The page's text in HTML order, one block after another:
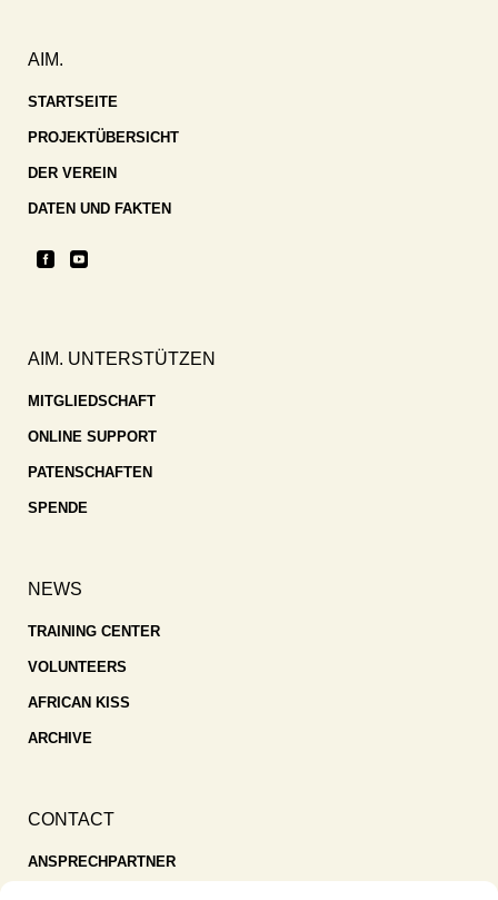
AIM.
STARTSEITE
PROJEKTÜBERSICHT
DER VEREIN
DATEN UND FAKTEN
AIM. UNTERSTÜTZEN
MITGLIEDSCHAFT
ONLINE SUPPORT
PATENSCHAFTEN
SPENDE
NEWS
TRAINING CENTER
VOLUNTEERS
AFRICAN KISS
ARCHIVE
CONTACT
ANSPRECHPARTNER